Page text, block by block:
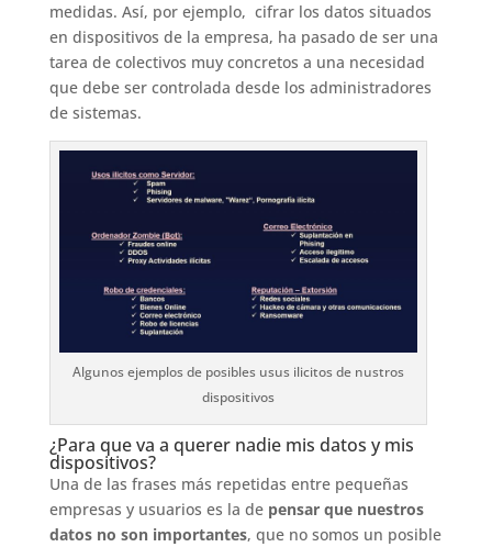
medidas. Así, por ejemplo, cifrar los datos situados
en dispositivos de la empresa, ha pasado de ser una
tarea de colectivos muy concretos a una necesidad
que debe ser controlada desde los administradores
de sistemas.
Algunos ejemplos de posibles usus ilicitos de nustros
dispositivos
¿Para que va a querer nadie mis datos y mis
dispositivos?
Una de las frases más repetidas entre pequeñas
empresas y usuarios es la de pensar que nuestros
datos no son importantes, que no somos un posible